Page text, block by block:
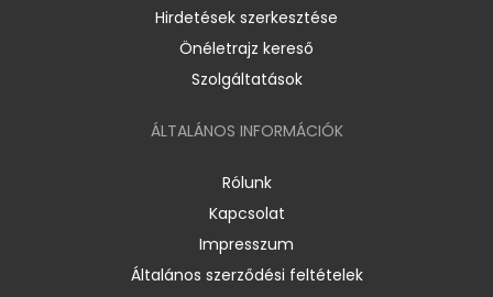
Hirdetések szerkesztése
Önéletrajz kereső
Szolgáltatások
ÁLTALÁNOS INFORMÁCIÓK
Rólunk
Kapcsolat
Impresszum
Általános szerződési feltételek